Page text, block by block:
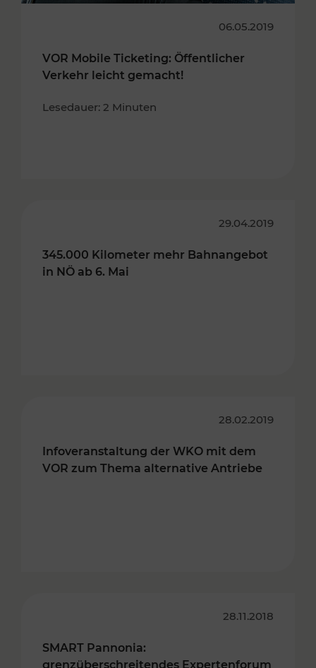
06.05.2019
VOR Mobile Ticketing: Öffentlicher
Verkehr leicht gemacht!
Lesedauer: 2 Minuten
29.04.2019
345.000 Kilometer mehr Bahnangebot
in NÖ ab 6. Mai
28.02.2019
Infoveranstaltung der WKO mit dem
VOR zum Thema alternative Antriebe
28.11.2018
SMART Pannonia:
grenzüberschreitendes Expertenforum